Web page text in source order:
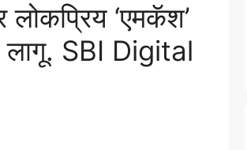
लोकप्रिय ‘एमकॅश’
लागू. SBI Digital